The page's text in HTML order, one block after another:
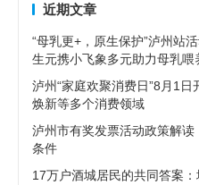
近期文章
“母乳更+，原生保护”泸州站
生元携小飞象多元助力母乳喂
泸州“家庭欢聚消费日”8月1日
焕新等多个消费领域
泸州市有奖发票活动政策解读
条件
17万户酒城居民的共同答案